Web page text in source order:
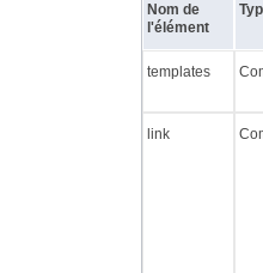
Nom de
l'élément
templates
link